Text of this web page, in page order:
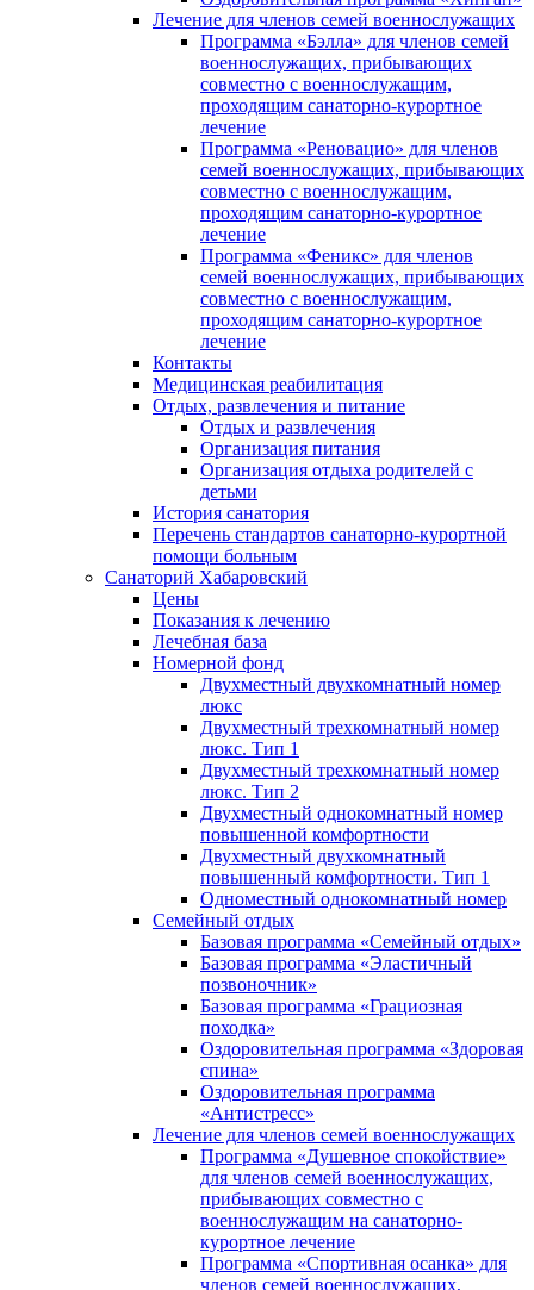
Лечение для членов семей военнослужащих
Программа «Бэлла» для членов семей
военнослужащих, прибывающих
совместно с военнослужащим,
проходящим санаторно-курортное
лечение
Программа «Реновацио» для членов
семей военнослужащих, прибывающих
совместно с военнослужащим,
проходящим санаторно-курортное
лечение
Программа «Феникс» для членов
семей военнослужащих, прибывающих
совместно с военнослужащим,
проходящим санаторно-курортное
лечение
Контакты
Медицинская реабилитация
Отдых, развлечения и питание
Отдых и развлечения
Организация питания
Организация отдыха родителей с
детьми
История санатория
Перечень стандартов санаторно-курортной
помощи больным
Санаторий Хабаровский
Цены
Показания к лечению
Лечебная база
Номерной фонд
Двухместный двухкомнатный номер
люкс
Двухместный трехкомнатный номер
люкс. Тип 1
Двухместный трехкомнатный номер
люкс. Тип 2
Двухместный однокомнатный номер
повышенной комфортности
Двухместный двухкомнатный
повышенный комфортности. Тип 1
Одноместный однокомнатный номер
Семейный отдых
Базовая программа «Семейный отдых»
Базовая программа «Эластичный
позвоночник»
Базовая программа «Грациозная
походка»
Оздоровительная программа «Здоровая
спина»
Оздоровительная программа
«Антистресс»
Лечение для членов семей военнослужащих
Программа «Душевное спокойствие»
для членов семей военнослужащих,
прибывающих совместно с
военнослужащим на санаторно-
курортное лечение
Программа «Спортивная осанка» для
членов семей военнослужащих,